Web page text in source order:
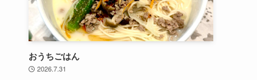
おうちごはん
2026.7.31